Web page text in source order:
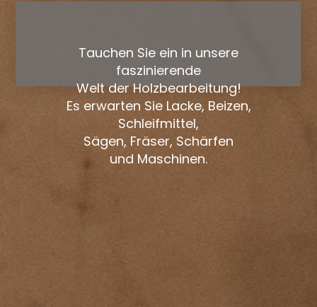
Tauchen Sie ein in unsere
faszinierende
Welt der Holzbearbeitung!
Es erwarten Sie Lacke, Beizen,
Schleifmittel,
Sägen, Fräser, Schärfen
und Maschinen.